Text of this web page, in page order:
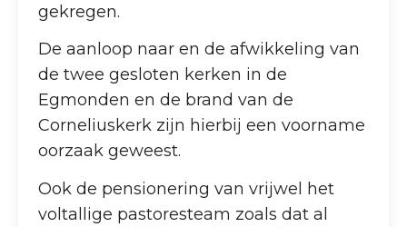
gekregen.
De aanloop naar en de afwikkeling van
de twee gesloten kerken in de
Egmonden en de brand van de
Corneliuskerk zijn hierbij een voorname
oorzaak geweest.
Ook de pensionering van vrijwel het
voltallige pastoresteam zoals dat al